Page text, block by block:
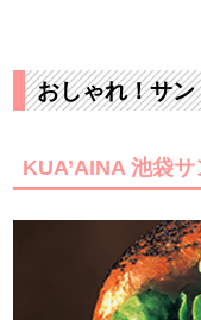
おしゃれ！サ
KUA’AINA 池袋